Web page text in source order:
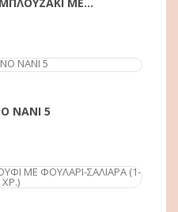
ΝΑΝΙ 5
ΑΓΟΡΆ